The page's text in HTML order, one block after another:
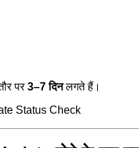
पर3–7 दिनलगते हैं।
Status Check